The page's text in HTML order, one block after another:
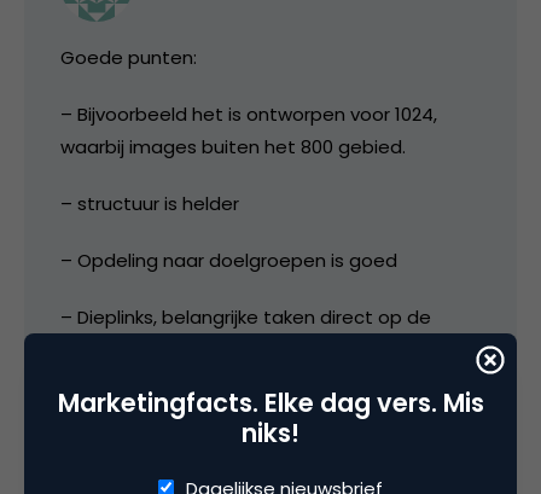
Goede punten:
– Bijvoorbeeld het is ontworpen voor 1024,
waarbij images buiten het 800 gebied.
– structuur is helder
– Opdeling naar doelgroepen is goed
– Dieplinks, belangrijke taken direct op de
– Veel scannable text
Marketingfacts. Elke dag vers. Mis
niks!
Dagelijkse nieuwsbrief